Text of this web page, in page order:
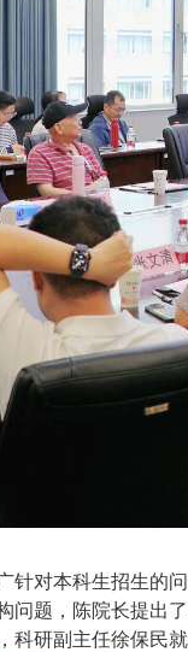
针对本科生招生的
问题，陈院长提出
科研副主任徐保民